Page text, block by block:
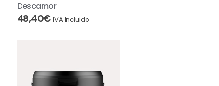
Descamor
48,40€ IVA Incluido